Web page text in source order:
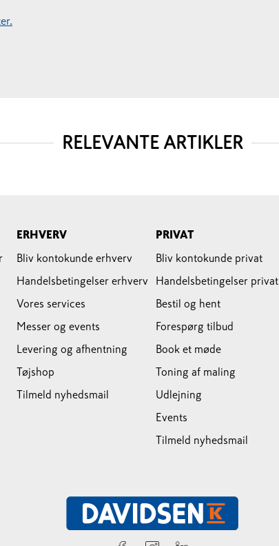
RELEVANTE ARTIKLER
ERHVERV
Bliv kontokunde erhverv
Handelsbetingelser erhverv
Vores services
Messer og events
Levering og afhentning
Tøjshop
Tilmeld nyhedsmail
PRIVAT
Bliv kontokunde privat
Handelsbetingelser privat
Bestil og hent
Forespørg tilbud
Book et møde
Toning af maling
Udlejning
Events
Tilmeld nyhedsmail